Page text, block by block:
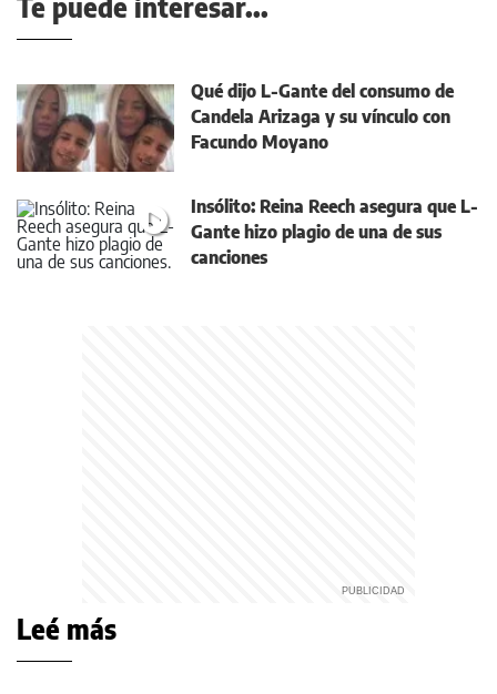
Te puede interesar...
Qué dijo L-Gante del consumo de
Candela Arizaga y su vínculo con
Facundo Moyano
Insólito: Reina Reech asegura que L-
Gante hizo plagio de una de sus
canciones
Leé más